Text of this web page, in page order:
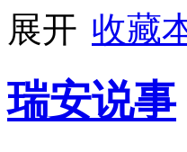
收藏
瑞安说事